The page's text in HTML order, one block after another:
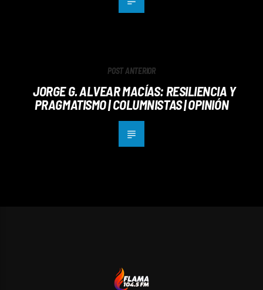
POST ANTERIOR
JORGE G. ALVEAR MACÍAS: RESILIENCIA Y
PRAGMATISMO | COLUMNISTAS | OPINIÓN